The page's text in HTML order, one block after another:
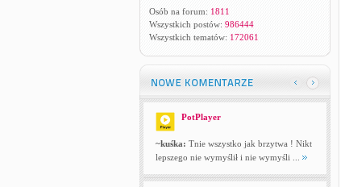
Osób na forum: 1811
Wszystkich postów: 986444
Wszystkich tematów: 172061
PotPlayer
~kuśka: Tnie wszystko jak brzytwa ! Nikt
lepszego nie wymyślił i nie wymyśli ...